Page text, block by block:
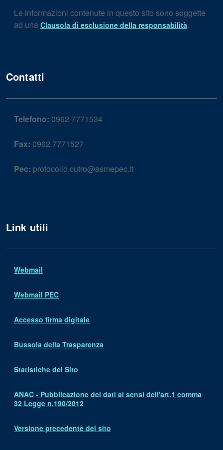
Le informazioni contenute in questo sito sono soggette
ad una Clausola di esclusione della responsabilità.
Contatti
Telefono: 0962 7771534
Fax: 0962 7771527
Pec: protocollo.cutro@asmepec.it
Link utili
Webmail
Webmail PEC
Accesso firma digitale
Bussola della Trasparenza
Statistiche del Sito
ANAC - Pubblicazione dei dati ai sensi dell'art.1 comma
32 Legge n.190/2012
Versione precedente del sito